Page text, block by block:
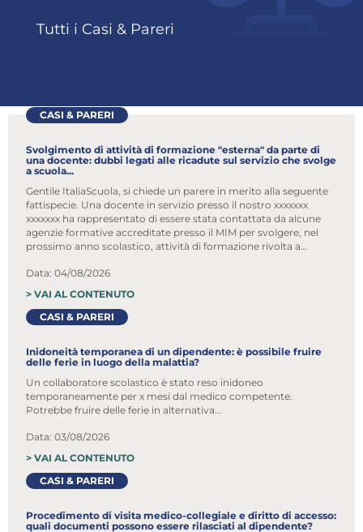
Tutti i Casi & Pareri
CASI & PARERI
Svolgimento di attività di formazione "esterna" da parte di
una docente: dubbi legati alle ricadute sul servizio che svolge
a scuola...
Gentile ItaliaScuola, si chiede un parere in merito alla seguente
fattispecie. Una docente in servizio presso il nostro xxxxxxx
xxxxxxx ha rappresentato di essere stata contattata da alcune
agenzie formative accreditate presso il MIM per svolgere, nel
prossimo anno scolastico, attività di formazione rivolta a
Data: 04/08/2026
> VAI AL CONTENUTO
CASI & PARERI
Inidoneità temporanea di un dipendente: è possibile fruire
delle ferie in luogo della malattia?
Un collaboratore scolastico è stato reso inidoneo
temporaneamente per x mesi dal medico competente.
Potrebbe fruire delle ferie in alternativa...
Data: 03/08/2026
> VAI AL CONTENUTO
CASI & PARERI
Procedimento di visita medico-collegiale e diritto di accesso:
quali documenti possono essere rilasciati al dipendente?